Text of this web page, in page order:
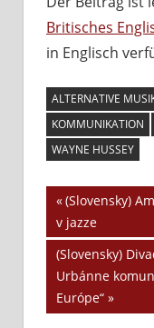
Britisches
in Englisch
ALTERNATIVE
KOMMUNIKATION
WAYNE HUSSEY
Beitrags-
Vorheriger
Beitrag:
(Slovensky)
v jazze
Nächster
Beitrag:
(Slovensky)
Urbánne
Európe“